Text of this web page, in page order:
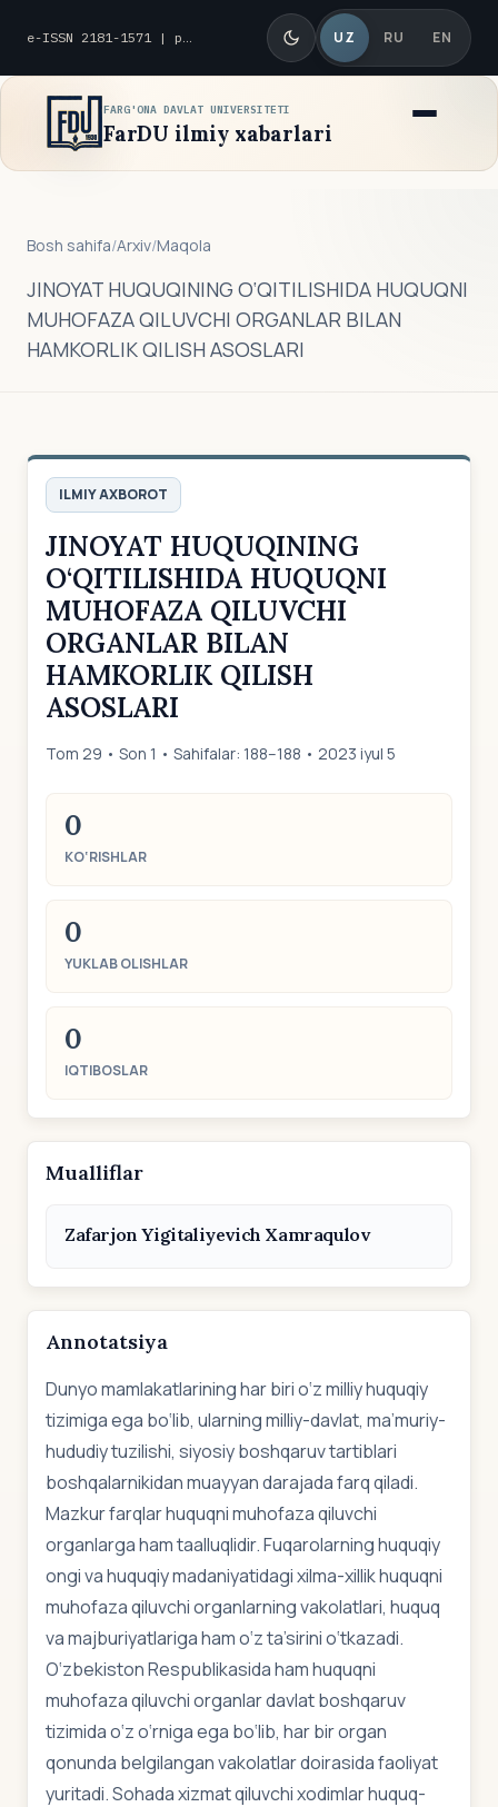
e-ISSN 2181-1571 | p-ISSN 2010-8419 UZ RU EN
FARG'ONA DAVLAT UNIVERSITETI
FarDU ilmiy xabarlari
Bosh sahifa/Arxiv/Maqola
JINOYAT HUQUQINING O‘QITILISHIDA HUQUQNI
MUHOFAZA QILUVCHI ORGANLAR BILAN
HAMKORLIK QILISH ASOSLARI
ILMIY AXBOROT
JINOYAT HUQUQINING
O‘QITILISHIDA HUQUQNI
MUHOFAZA QILUVCHI
ORGANLAR BILAN
HAMKORLIK QILISH
ASOSLARI
Tom 29 • Son 1 • Sahifalar: 188–188 • 2023 iyul 5
0
KO‘RISHLAR
0
YUKLAB OLISHLAR
0
IQTIBOSLAR
Mualliflar
Zafarjon Yigitaliyevich Xamraqulov
Annotatsiya
Dunyo mamlakatlarining har biri o‘z milliy huquqiy
tizimiga ega bo‘lib, ularning milliy-davlat, ma’muriy-
hududiy tuzilishi, siyosiy boshqaruv tartiblari
boshqalarnikidan muayyan darajada farq qiladi.
Mazkur farqlar huquqni muhofaza qiluvchi
organlarga ham taalluqlidir. Fuqarolarning huquqiy
ongi va huquqiy madaniyatidagi xilma-xillik huquqni
muhofaza qiluvchi organlarning vakolatlari, huquq
va majburiyatlariga ham o‘z ta’sirini o‘tkazadi.
O‘zbekiston Respublikasida ham huquqni
muhofaza qiluvchi organlar davlat boshqaruv
tizimida o‘z o‘rniga ega bo‘lib, har bir organ
qonunda belgilangan vakolatlar doirasida faoliyat
yuritadi. Sohada xizmat qiluvchi xodimlar huquq-